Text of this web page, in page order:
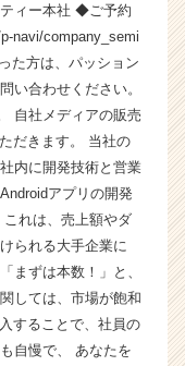
ィー本社 ◆ご予約
navi/company_semi
た方は、パッション
合わせください。
自社メディアの販売
だきます。 当社の
内に開発技術と営業
アプリの開発
れは、売上額やダ
られる大手企業に
まずは本数！」と、
しては、市場が飽和
することで、社員の
自慢で、 あなたを